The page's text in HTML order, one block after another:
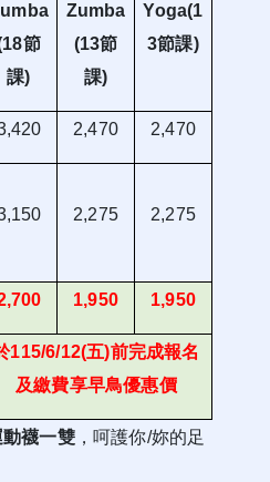
節
課)
Zumba
(13節
課)
Yoga(1
3節課)
2,470 2,470
2,275 2,275
1,950 1,950
115/6/12(五)前完成報名
及繳費享早鳥優惠價
襪一雙，呵護你/妳的足